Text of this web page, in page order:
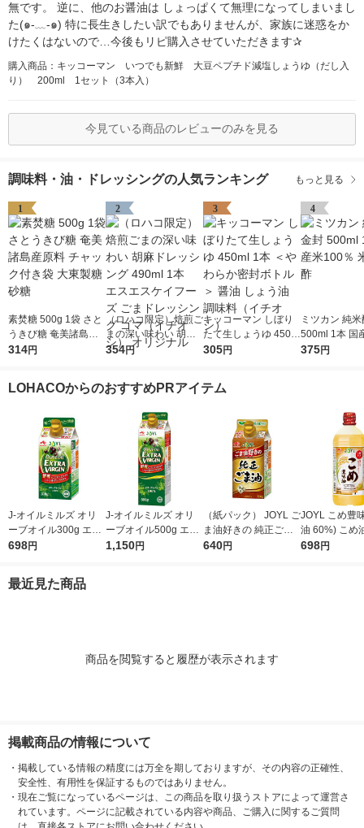
無です。 逆に、他のお醤油は しょっぱくて無理になってしまいまし
た(๑-﹏-๑) 特に長生きしたい訳でもありませんが、家族に迷惑をか
けたくはないので…今後もリピ購入させていただきます✰
購入商品：キッコーマン いつでも新鮮 大豆ペプチド減塩しょうゆ（だし入
り） 200ml 1セット（3本入）
今見ている商品のレビューのみを見る
調味料・油・ドレッシングの人気ランキング もっと見る
1
素焚糖 500g 1袋 さと
うきび糖 奄美諸島産
原料 チャック付き袋
314円
2
（ロハコ限定）焙煎ご
まの深い味わい 胡麻
ドレッシング 490ml 1
ゴマ（イチオシ） オ
354円
3
キッコーマン しぼり
たて生しょうゆ 450m
l 1本 ＜やわらか密封
シ）
305円
4
ミツカン 純
500ml 1本 国
0％ 米酢 食酢
375円
LOHACOからのおすすめPRアイテム
J-オイルミルズ オリ
ーブオイル300g エキ
ストラバージン スペ
L
698円
J-オイルミルズ オリ
ーブオイル500g エキ
ストラバージン スペ
1,150円
（紙パック） JOYL ご
ま油好きの 純正ごま
油 300g 1本 味の素 J-
640円
JOYL こめ豊
油 60%) こめ油 ブレ
ンド 味の素
698円
最近見た商品
商品を閲覧すると履歴が表示されます
掲載商品の情報について
・ 掲載している情報の精度には万全を期しておりますが、その内容の正確性、
安全性、有用性を保証するものではありません。
・ 現在ご覧になっているページは、この商品を取り扱うストアによって運営さ
れています。ページに記載されている内容や商品、ご購入に関するご質問